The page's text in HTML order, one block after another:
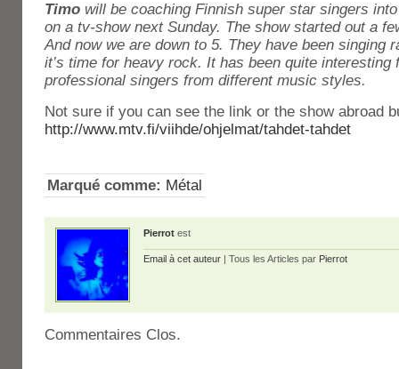
Timo will be coaching Finnish super star singers
on a tv-show next Sunday. The show started out a
And now we are down to 5. They have been singing
it’s time for heavy rock. It has been quite interesting
professional singers from different music styles.
Not sure if you can see the link or the show abroad
http://www.mtv.fi/viihde/ohjelmat/tahdet-tahdet
Marqué comme: Métal
Pierrot est
Email à cet auteur | Tous les Articles par Pierrot
Commentaires Clos.